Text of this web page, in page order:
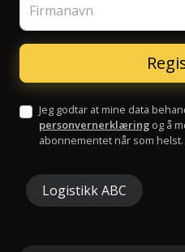
Firmanavn
Jeg godtar at mine data
personvernerklæring og å
abonnementet når som helst.
Logistikk ABC